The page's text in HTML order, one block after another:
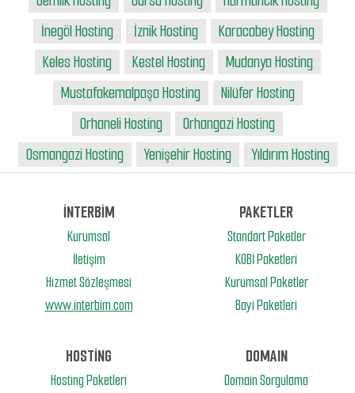
İnegöl Hosting
İznik Hosting
Karacabey Hosting
Keles Hosting
Kestel Hosting
Mudanya Hosting
Mustafakemalpaşa Hosting
Nilüfer Hosting
Orhaneli Hosting
Orhangazi Hosting
Osmangazi Hosting
Yenişehir Hosting Yıldırım Hosting
İNTERBİM
Kurumsal
İletişim
Hizmet Sözleşmesi
www.interbim.com
PAKETLER
Standart Paketler
KOBİ Paketleri
Kurumsal Paketler
Bayi Paketleri
HOSTİNG
Hosting Paketleri
DOMAIN
Domain Sorgulama